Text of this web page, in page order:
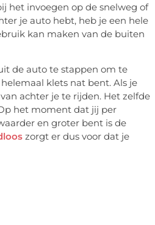
het invoegen op de snelweg of
je auto hebt, heb je een hele
kan maken van de buiten
de auto te stappen om te
klets nat bent. Als je
achter je te rijden. Het zelfde
het moment dat jij per
en groter bent is de
zorgt er dus voor dat je